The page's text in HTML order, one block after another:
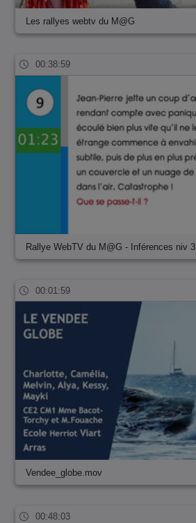
Les rallyes webtv du M@G
00:38:59
Rallye WebTV du M@G - Inférences niv 3
00:01:59
Vendee_globe.mov
00:48:03